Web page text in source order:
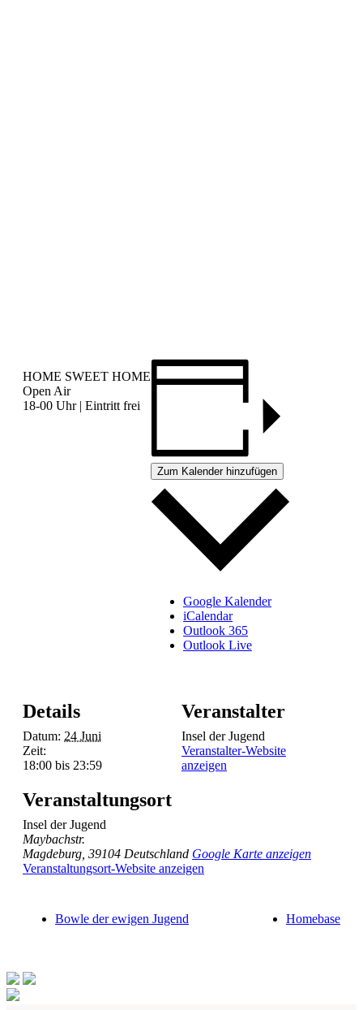
HOME SWEET HOME
Open Air
18-00 Uhr | Eintritt frei
Zum Kalender hinzufügen
Google Kalender
iCalendar
Outlook 365
Outlook Live
Details
Datum: 24 Juni
Zeit:
18:00 bis 23:59
Veranstaltungsort
Insel der Jugend
Maybachstr.
Magdeburg 39104 Deutschland Google Karte anzeigen
Veranstaltungsort-Website anzeigen
Veranstalter
Insel der Jugend
Veranstalter-Website
anzeigen
Bowle der ewigen Jugend Homebase